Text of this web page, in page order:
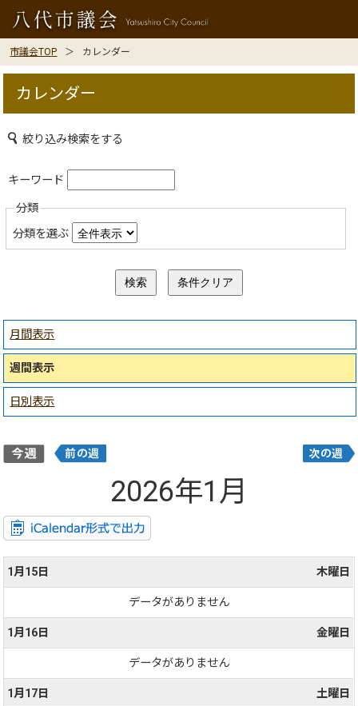
市議会TOP カレンダー
カレンダー
絞り込み検索をする
キーワード
分類
分類を選ぶ
月間表示
週間表示
日別表示
2026年1月
1月15日 木曜日
データがありません
1月16日 金曜日
データがありません
1月17日 土曜日